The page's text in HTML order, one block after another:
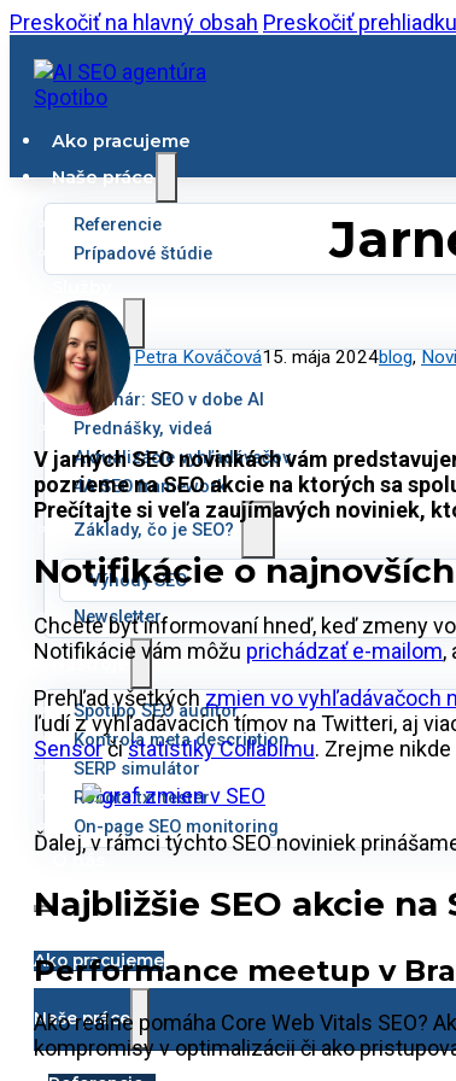
Preskočiť na hlavný obsah Preskočiť prehliadku
Ako pracujeme
Naše práce
Referencie
Prípadové štúdie
SEO lab
Blog
Webinár: SEO v dobe AI
Prednášky, videá
Aktualizácie vyhľadávačov
4A SEO framework
Základy, čo je SEO?
Výhody SEO
Newsletter
Nástroje
Spotibo SEO auditor
Kontrola meta description
SERP simulátor
Robots.txt tester
On-page SEO monitoring
O nás
Ako pracujeme
Naše práce
Petra Kováčová15. mája 2024blog,
V jarných SEO novinkách vám
pozrieme na SEO akcie na ktorých sa
Prečítajte si veľa zaujímavých noviniek,
Notifikácie o
Chcete byť informovaní hneď, keď zmeny
Notifikácie vám môžu prichádzať e-mailom,
Prehľad všetkýchzmien vo vyhľadávačoch
ľudí z vyhľadávacích tímov na Twitteri, aj
Sensorčištatistiky Collabimu. Zrejme
Ďalej, v rámci týchto SEO noviniek
Najbližšie SEO akcie na
Performance meetup v
Ako reálne pomáha Core Web Vitals SEO?
kompromisy v optimalizácii či ako